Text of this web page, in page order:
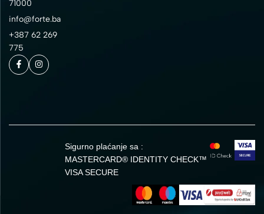
71000
info@forte.ba
+387 62 269
775
Sigurno plaćanje sa :
MASTERCARD® IDENTITY CHECK™
VISA SECURE